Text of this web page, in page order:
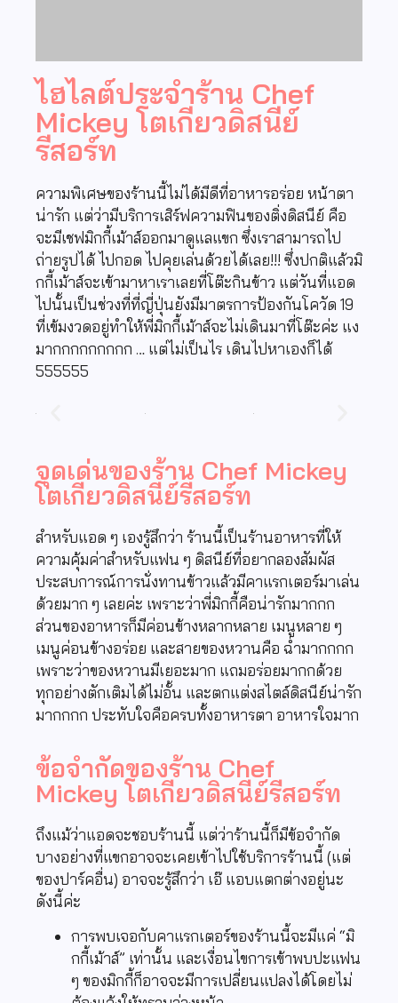
ไฮไลต์ประจำร้าน Chef
Mickey โตเกียวดิสนีย์
รีสอร์ท
ความพิเศษของร้านนี้ไม่ได้มีดีที่อาหารอร่อย หน้าตา
น่ารัก แต่ว่ามีบริการเสิร์ฟความฟินของติ่งดิสนีย์ คือ
จะมีเชฟมิกกี้เม้าส์ออกมาดูแลแขก ซึ่งเราสามารถไป
ถ่ายรูปได้ ไปกอด ไปคุยเล่นด้วยได้เลย!!! ซึ่งปกติแล้วมิ
กกี้เม้าส์จะเข้ามาหาเราเลยที่โต๊ะกินข้าว แต่วันที่แอด
ไปนั้นเป็นช่วงที่ที่ญี่ปุ่นยังมีมาตรการป้องกันโควัด 19
ที่เข้มงวดอยู่ทำให้พี่มิกกี้เม้าส์จะไม่เดินมาที่โต๊ะค่ะ แง
มากกกกกกกกก … แต่ไม่เป็นไร เดินไปหาเองก็ได้
555555
จุดเด่นของร้าน Chef Mickey
โตเกียวดิสนีย์รีสอร์ท
สำหรับแอด ๆ เองรู้สึกว่า ร้านนี้เป็นร้านอาหารที่ให้
ความคุ้มค่าสำหรับแฟน ๆ ดิสนีย์ที่อยากลองสัมผัส
ประสบการณ์การนั่งทานข้าวแล้วมีคาแรกเตอร์มาเล่น
ด้วยมาก ๆ เลยค่ะ เพราะว่าพี่มิกกี้คือน่ารักมากกก
ส่วนของอาหารก็มีค่อนข้างหลากหลาย เมนูหลาย ๆ
เมนูค่อนข้างอร่อย และสายของหวานคือ ฉ่ำมากกกก
เพราะว่าของหวานมีเยอะมาก แถมอร่อยมากกด้วย
ทุกอย่างตักเติมได้ไม่อั้น และตกแต่งสไตล์ดิสนีย์น่ารัก
มากกกก ประทับใจคือครบทั้งอาหารตา อาหารใจมาก
ข้อจำกัดของร้าน Chef
Mickey โตเกียวดิสนีย์รีสอร์ท
ถึงแม้ว่าแอดจะชอบร้านนี้ แต่ว่าร้านนี้ก็มีข้อจำกัด
บางอย่างที่แขกอาจจะเคยเข้าไปใช้บริการร้านนี้ (แต่
ของปาร์คอื่น) อาจจะรู้สึกว่า เอ๊ แอบแตกต่างอยู่นะ
ดังนี้ค่ะ
การพบเจอกับคาแรกเตอร์ของร้านนี้จะมีแค่ “มิ
กกี้เม้าส์” เท่านั้น และเงื่อนไขการเข้าพบปะแฟน
ๆ ของมิกกี้ก็อาจจะมีการเปลี่ยนแปลงได้โดยไม่